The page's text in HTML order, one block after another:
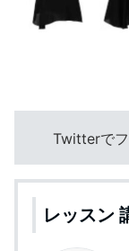
Twitterで
レッスン